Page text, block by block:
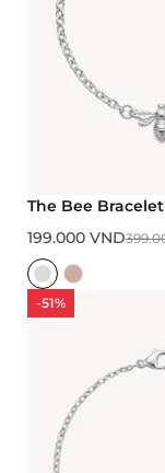
The Bee Bracelet
199.000 VND
-51%